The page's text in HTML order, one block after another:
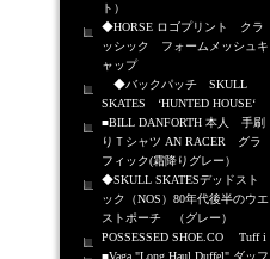
ト）
◆HORSE ロゴプリント クラ
ッシック フォームメッシュキ
ャップ
◆バックパッチ SKULL
SKATES ‘HUNTED HOUSE‘
■BILL DANFORTH 本人 手刷
りＴシャツ AN RACER グラ
フィック(霜降りグレー）
◆SKULL SKATESデッドスト
ック（NOS）80年代後半のウエ
ストポーチ （グレー）
POSSESSED SHOE.CO Tuff i
■Vaga "Long Haul Duffel" ダッフ